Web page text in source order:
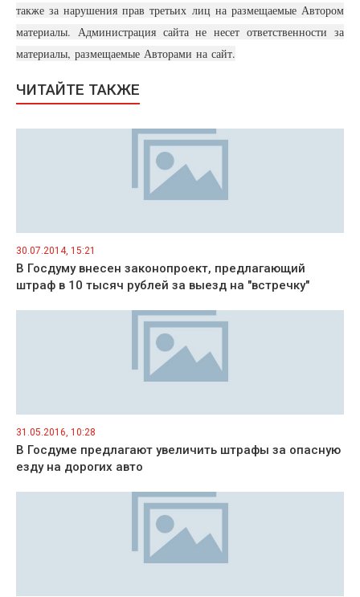
также за нарушения прав третьих лиц на размещаемые Автором
материалы. Администрация сайта не несет ответственности за
материалы, размещаемые Авторами на сайт.
ЧИТАЙТЕ ТАКЖЕ
30.07.2014, 15:21
В Госдуму внесен законопроект, предлагающий
штраф в 10 тысяч рублей за выезд на "встречку"
31.05.2016, 10:28
В Госдуме предлагают увеличить штрафы за опасную
езду на дорогих авто